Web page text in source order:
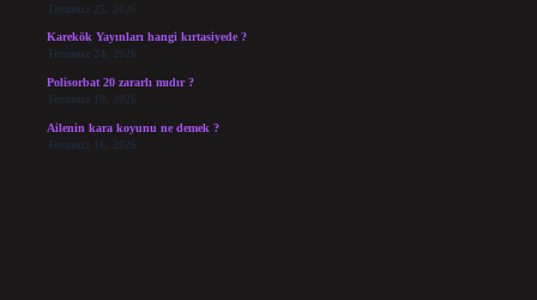
Temmuz 25, 2026
Karekök Yayınları hangi kırtasiyede ?
Temmuz 24, 2026
Polisorbat 20 zararlı mıdır ?
Temmuz 18, 2026
Ailenin kara koyunu ne demek ?
Temmuz 16, 2026